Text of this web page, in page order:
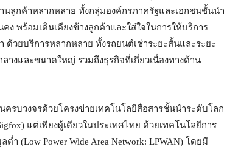
ลูกค้าหลากหลาย ทั้งกลุ่มองค์กรภาครัฐและเอกชนชั้นนำ
ง พร้อมเดินเคียงข้างลูกค้าและใส่ใจในการให้บริการ
ด้วยบริการหลากหลาย ทั้งรถยนต์เช่าระยะสั้นและระยะ
งและขนาดใหญ่ รวมถึงธุรกิจที่เกี่ยวเนื่องทางด้าน
รบวงจรด้วยโครงข่ายเทคโนโลยีสื่อสารชั้นนำระดับโลก
แต่เพียงผู้เดียวในประเทศไทย ด้วยเทคโนโลยีการ
ำ (Low Power Wide Area Network: LPWAN) โดยมี